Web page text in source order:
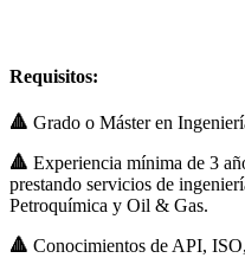
Requisitos:
🔺 Grado o Máster en
🔺 Experiencia mínima de 3
prestando servicios de
Petroquímica y Oil & Gas.
🔺 Conocimientos de API,